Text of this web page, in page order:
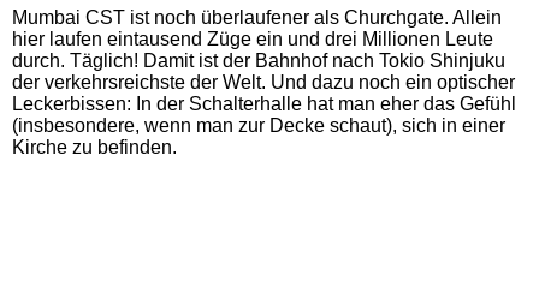
Mumbai CST ist noch überlaufener als Churchgate. Allein
hier laufen eintausend Züge ein und drei Millionen Leute
durch. Täglich! Damit ist der Bahnhof nach Tokio Shinjuku
der verkehrsreichste der Welt. Und dazu noch ein optischer
Leckerbissen: In der Schalterhalle hat man eher das Gefühl
(insbesondere, wenn man zur Decke schaut), sich in einer
Kirche zu befinden.